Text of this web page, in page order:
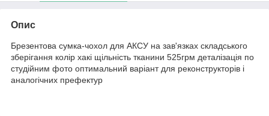
Опис
Брезентова сумка-чохол для АКСУ на зав'язках складського
зберігання колір хакі щільність тканини 525грм деталізація по
студійним фото оптимальний варіант для реконструкторів і
аналогічних префектур